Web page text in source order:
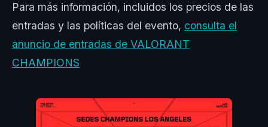
Para más información, incluidos los precios de las
entradas y las políticas del evento, consulta el
anuncio de entradas de VALORANT
CHAMPIONS